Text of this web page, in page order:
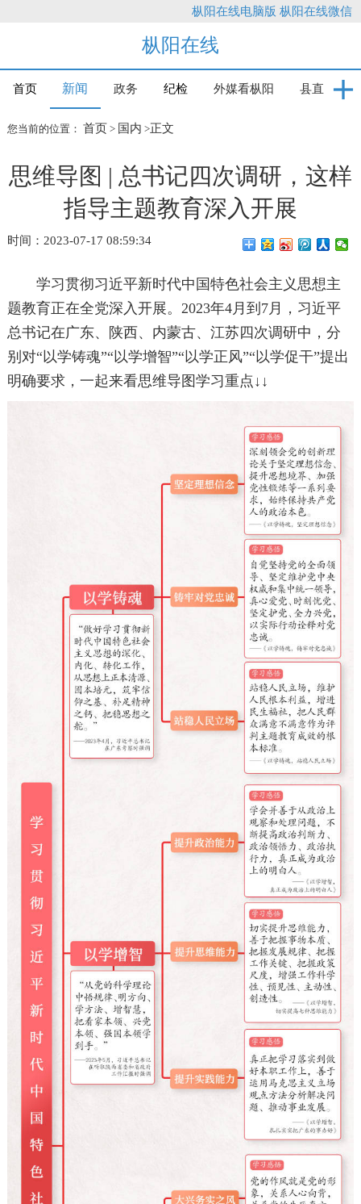
枞阳在线电脑版 枞阳在线微信
枞阳在线
首页 新闻 政务 纪检 外媒看枞阳 县直
您当前的位置： 首页 > 国内 >正文
思维导图 | 总书记四次调研，这样
指导主题教育深入开展
时间：2023-07-17 08:59:34
学习贯彻习近平新时代中国特色社会主义思想主
题教育正在全党深入开展。2023年4月到7月，习近平
总书记在广东、陕西、内蒙古、江苏四次调研中，分
别对“以学铸魂”“以学增智”“以学正风”“以学促干”提出
明确要求，一起来看思维导图学习重点↓↓